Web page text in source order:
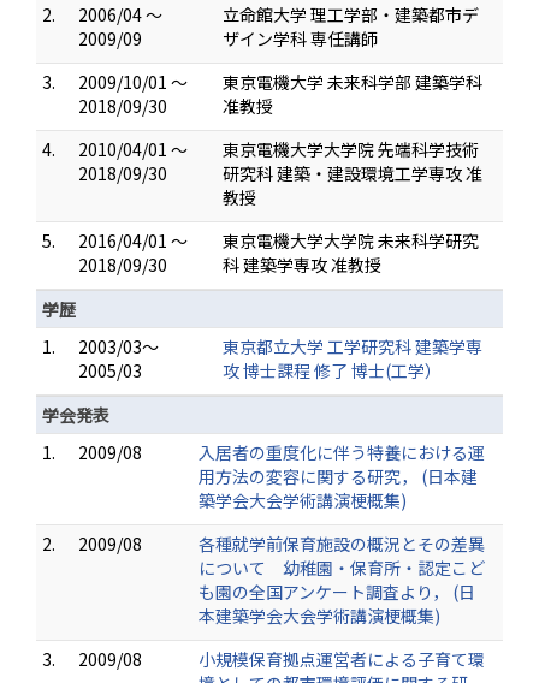
2.
2006/04 ～
2009/09
立命館大学 理工学部・建築都市デ
ザイン学科 専任講師
3.
2009/10/01 ～
2018/09/30
東京電機大学 未来科学部 建築学科
准教授
4.
2010/04/01 ～
2018/09/30
東京電機大学大学院 先端科学技術
研究科 建築・建設環境工学専攻 准
教授
5.
2016/04/01 ～
2018/09/30
東京電機大学大学院 未来科学研究
科 建築学専攻 准教授
学歴
1.
2003/03～
2005/03
東京都立大学 工学研究科 建築学専
攻 博士課程 修了 博士(工学）
学会発表
1.
2009/08
入居者の重度化に伴う特養における運
用方法の変容に関する研究， (日本建
築学会大会学術講演梗概集)
2.
2009/08
各種就学前保育施設の概況とその差異
について 幼稚園・保育所・認定こど
も園の全国アンケート調査より， (日
本建築学会大会学術講演梗概集)
3.
2009/08
小規模保育拠点運営者による子育て環